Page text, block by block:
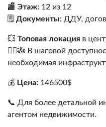
🏬 Этаж: 12 из 12
🗒️ Документы: ДДУ,
💥 Топовая локация в
🏃‍♂️🎋 В шаговой
необходимая
💰 Цена: 146500$
📞 Для более детальной
агентом недвижимости.